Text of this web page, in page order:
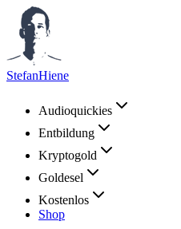
StefanHiene
Audioquickies
Entbildung
Kryptogold
Goldesel
Kostenlos
Shop